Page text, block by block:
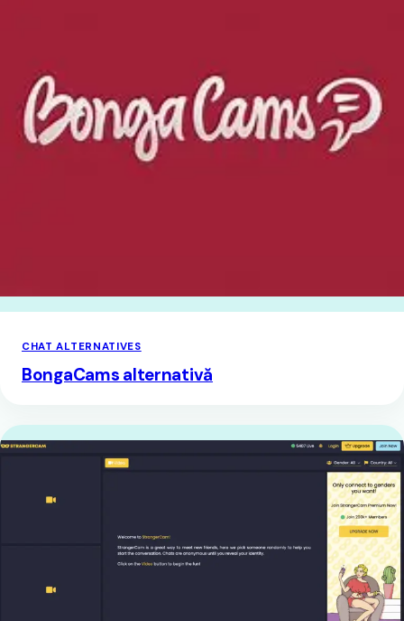
CHAT ALTERNATIVES
BongaCams alternativă